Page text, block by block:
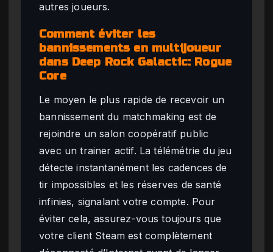
autres joueurs.
Comment éviter les
bannissements en multijoueur
dans Deep Rock Galactic: Rogue
Core
Le moyen le plus rapide de recevoir un
bannissement du matchmaking est de
rejoindre un salon coopératif public
avec un trainer actif. La télémétrie du jeu
détecte instantanément les cadences de
tir impossibles et les réserves de santé
infinies, signalant votre compte. Pour
éviter cela, assurez-vous toujours que
votre client Steam est complètement